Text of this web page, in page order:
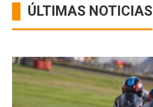
ÚLTIMAS NOTICIAS